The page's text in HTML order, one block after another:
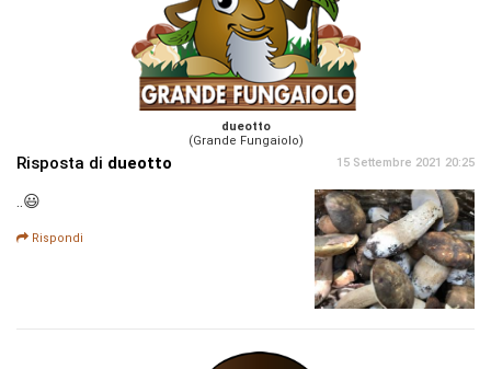
dueotto
(Grande Fungaiolo)
Risposta di dueotto 15 Settembre 2021 20:25
..😃
Rispondi